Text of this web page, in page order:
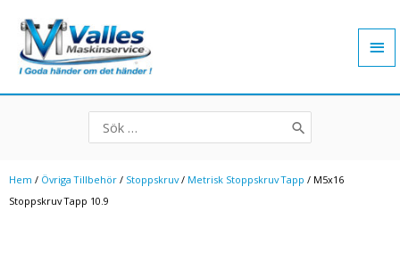
innehåll
Search
for:
Hem / Övriga Tillbehör / Stoppskruv/ Metrisk Stoppskruv Tapp / M5x16
Stoppskruv Tapp 10.9